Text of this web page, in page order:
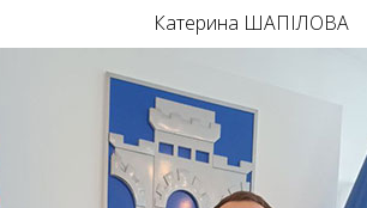
Катерина ШАПІЛОВА